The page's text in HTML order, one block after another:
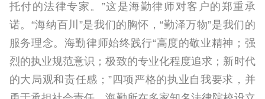
托付的法律专家。”这是海勤律师对客户的郑重承
诺。“海纳百川”是我们的胸怀，“勤泽万物”是我们的
服务理念。海勤律师始终践行“高度的敬业精神；强
烈的执业规范意识；极致的专业化程度追求；新时代
的大局观和责任感；”四项严格的执业自我要求，并